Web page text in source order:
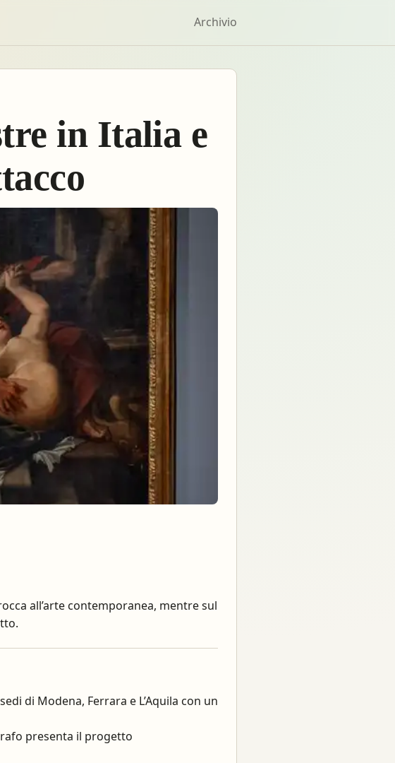
Archivio
in Italia e
all’arte contemporanea, mentre sul
di Modena, Ferrara e L’Aquila con un
presenta il progetto